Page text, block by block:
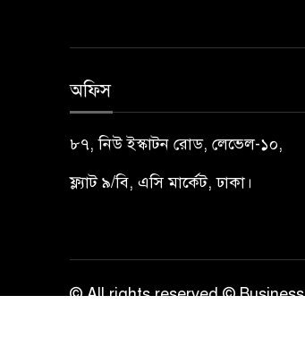
অফিস
৮৭, নিউ ইস্কাটন রোড, লেভেল-১০,
ফ্ল্যাট ৯/বি, এসি মার্কেট, ঢাকা।
© All rights reserved ©